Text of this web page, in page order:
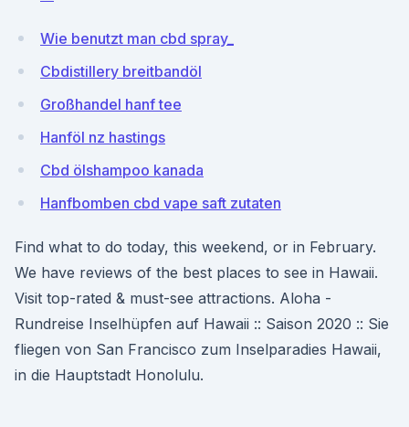
Wie benutzt man cbd spray_
Cbdistillery breitbandöl
Großhandel hanf tee
Hanföl nz hastings
Cbd ölshampoo kanada
Hanfbomben cbd vape saft zutaten
Find what to do today, this weekend, or in February.
We have reviews of the best places to see in Hawaii.
Visit top-rated & must-see attractions. Aloha -
Rundreise Inselhüpfen auf Hawaii :: Saison 2020 :: Sie
fliegen von San Francisco zum Inselparadies Hawaii,
in die Hauptstadt Honolulu.